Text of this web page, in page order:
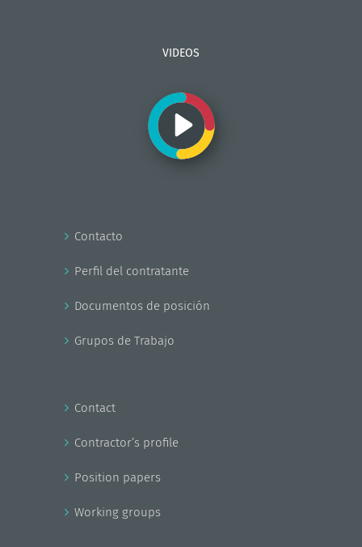
VIDEOS
Contacto
Perfil del contratante
Documentos de posición
Grupos de Trabajo
Contact
Contractor’s profile
Position papers
Working groups